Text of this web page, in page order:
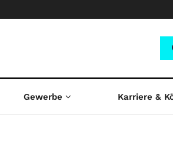
Gewerbe Karriere &